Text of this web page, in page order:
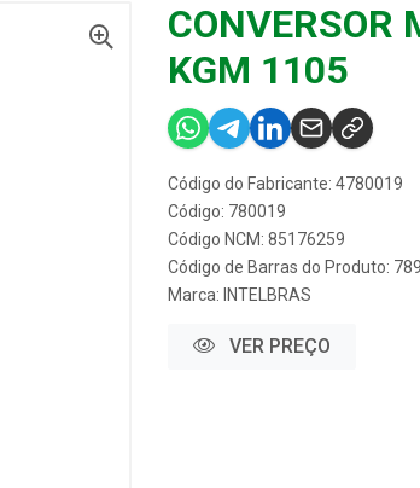
CONVERSOR
KGM 1105
Código do Fabricante: 4780019
Código: 780019
Código NCM: 85176259
Código de Barras do Produto:
Marca: INTELBRAS
VER PREÇO